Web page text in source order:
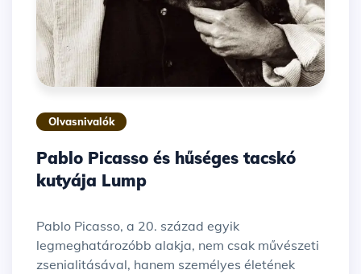
Olvasnivalók
Pablo Picasso és hűséges tacskó
kutyája Lump
Pablo Picasso, a 20. század egyik
legmeghatározóbb alakja, nem csak művészeti
zsenialitásával, hanem személyes életének